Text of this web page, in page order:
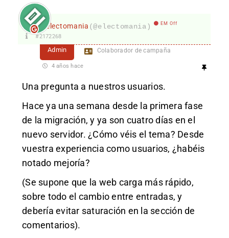
electomania (@electomania) EM Off
#2172268
Admin Colaborador de campaña
4 años hace
Una pregunta a nuestros usuarios.
Hace ya una semana desde la primera fase
de la migración, y ya son cuatro días en el
nuevo servidor. ¿Cómo véis el tema? Desde
vuestra experiencia como usuarios, ¿habéis
notado mejoría?
(Se supone que la web carga más rápido,
sobre todo el cambio entre entradas, y
debería evitar saturación en la sección de
comentarios).